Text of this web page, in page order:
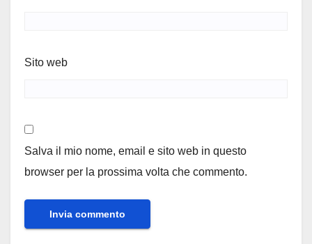
Sito web
Salva il mio nome, email e sito web in questo
browser per la prossima volta che commento.